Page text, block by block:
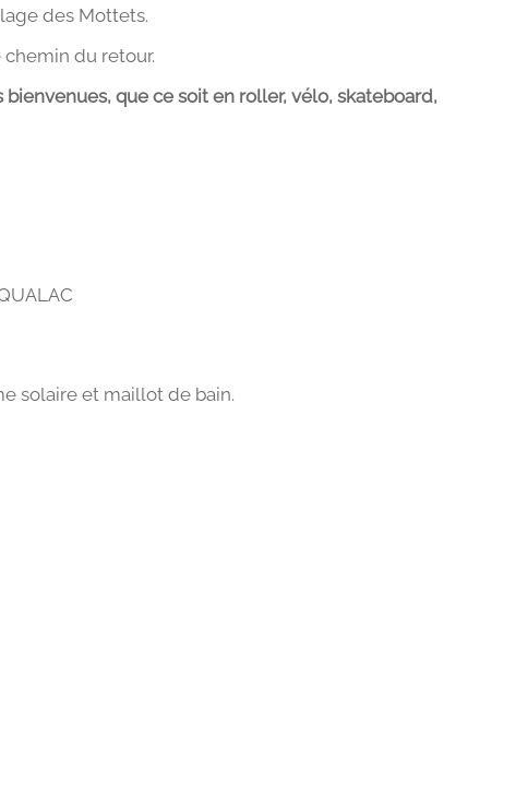
des Mottets.
du retour.
que ce soit en roller, vélo, skateboard,
solaire et maillot de bain.